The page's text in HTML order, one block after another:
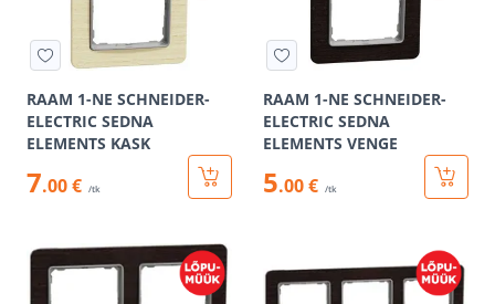
RAAM 1-NE SCHNEIDER-
ELECTRIC SEDNA
ELEMENTS KASK
7.00 € /tk
RAAM 1-NE SCHNEIDER-
ELECTRIC SEDNA
ELEMENTS VENGE
5.00 € /tk